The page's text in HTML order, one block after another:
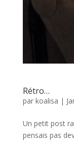
Rétro…
par koalisa |
Un petit post
pensais pas